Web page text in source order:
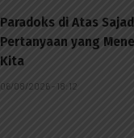
Paradoks di Atas
Pertanyaan yang
Kita
06/08/2026 - 18:12